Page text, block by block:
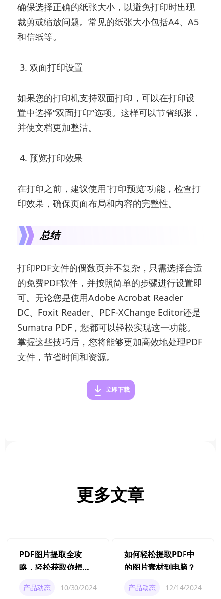
确保选择正确的纸张大小，以避免打印时出现
裁剪或缩放问题。常见的纸张大小包括A4、A5
和信纸等。
3. 双面打印设置
如果您的打印机支持双面打印，可以在打印设
置中选择“双面打印”选项。这样可以节省纸张，
并使文档更加整洁。
4. 预览打印效果
在打印之前，建议使用“打印预览”功能，检查打
印效果，确保页面布局和内容的完整性。
总结
打印PDF文件的偶数页并不复杂，只需选择合适
的免费PDF软件，并按照简单的步骤进行设置即
可。无论您是使用Adobe Acrobat Reader
DC、Foxit Reader、PDF-XChange Editor还是
Sumatra PDF，您都可以轻松实现这一功能。
掌握这些技巧后，您将能够更加高效地处理PDF
文件，节省时间和资源。
立即下载
更多文章
PDF图片提取全攻
略，轻松获取你想要
产品动态 10/30/2024
如何轻松提取PDF中
的图片素材到电脑？
产品动态 12/14/2024